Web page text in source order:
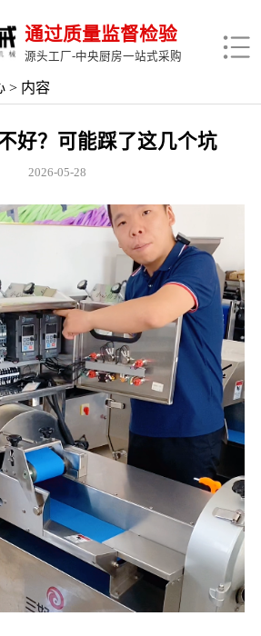
通过质量监督检验
源头工厂-中央厨房一站式采购
> 内容
好？可能踩了这几个坑
2026-05-28